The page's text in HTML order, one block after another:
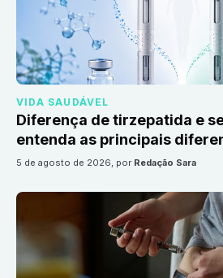
VIDA SAUDÁVEL
Diferença de tirzepatida e
entenda as principais
5 de agosto de 2026, por Redação Sara